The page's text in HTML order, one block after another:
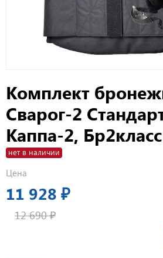
Комплект
Сварог-2
Каппа-2,
нет в наличии
Цена
11 928 ₽
12 690 ₽